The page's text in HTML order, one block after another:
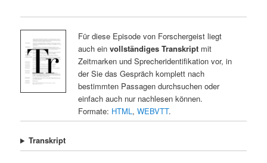
Für diese Episode von Forschergeist liegt
auch ein vollständiges Transkriptmit
Zeitmarken und Sprecheridentifikation vor, in
der Sie das Gespräch komplett nach
bestimmten Passagen durchsuchen oder
einfach auch nur nachlesen können.
Formate: HTML , WEBVTT.
Transkript